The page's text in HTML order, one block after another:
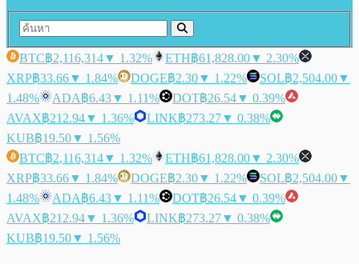
BTC฿2,116,314▼ 1.32% ETH฿61,828.00▼ 2.30%
XRP฿33.66▼ 1.84% DOGE฿2.30▼ 1.22% SOL฿2,504.00▼
1.48%
ADA฿6.43▼ 1.11% DOT฿26.54▼ 0.39%
AVAX฿212.94▼ 1.36% LINK฿273.27▼ 0.38%
KUB฿19.50▼ 1.56%
BTC฿2,116,314▼ 1.32% ETH฿61,828.00▼ 2.30%
XRP฿33.66▼ 1.84% DOGE฿2.30▼ 1.22% SOL฿2,504.00▼
1.48%
ADA฿6.43▼ 1.11% DOT฿26.54▼ 0.39%
AVAX฿212.94▼ 1.36% LINK฿273.27▼ 0.38%
KUB฿19.50▼ 1.56%